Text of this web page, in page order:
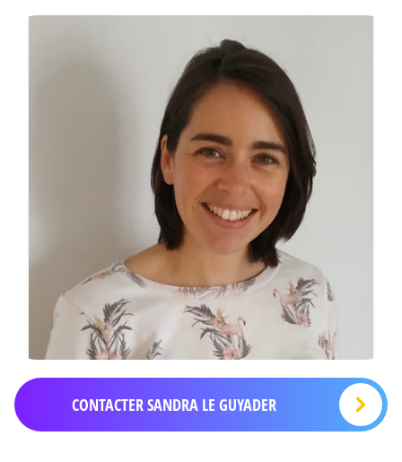
CONTACTER SANDRA LE GUYADER